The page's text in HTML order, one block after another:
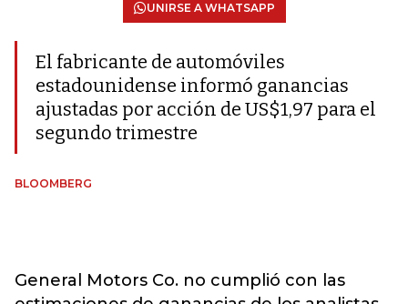
UNIRSE A WHATSAPP
El fabricante de automóviles
estadounidense informó ganancias
ajustadas por acción de US$1,97 para el
segundo trimestre
BLOOMBERG
General Motors Co. no cumplió con las